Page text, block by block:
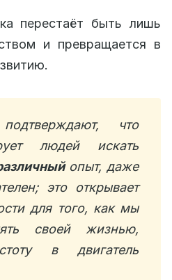
перестаёт быть лишь
и превращается в
что
людей искать
опыт, даже
это открывает
для того, как мы
своей жизнью,
в двигатель